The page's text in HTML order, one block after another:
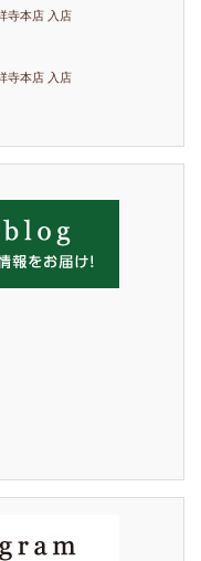
寺本店 入店
寺本店 入店